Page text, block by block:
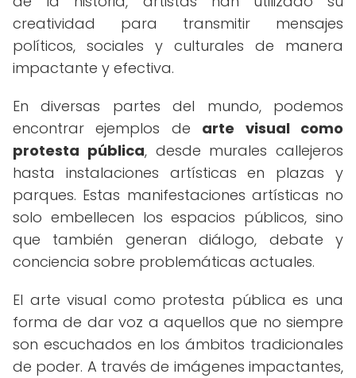
creatividad para transmitir mensajes
políticos, sociales y culturales de manera
impactante y efectiva.
En diversas partes del mundo, podemos
encontrar ejemplos de arte visual como
protesta pública, desde murales callejeros
hasta instalaciones artísticas en plazas y
parques. Estas manifestaciones artísticas no
solo embellecen los espacios públicos, sino
que también generan diálogo, debate y
conciencia sobre problemáticas actuales.
El arte visual como protesta pública es una
forma de dar voz a aquellos que no siempre
son escuchados en los ámbitos tradicionales
de poder. A través de imágenes impactantes,